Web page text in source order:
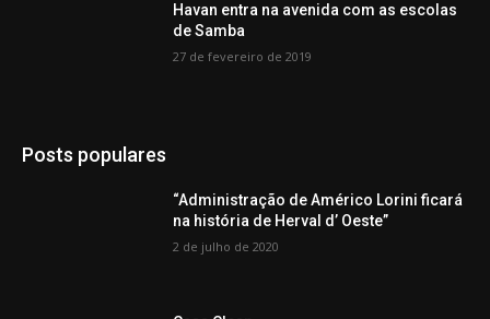
Havan entra na avenida com as escolas
de Samba
27 de fevereiro de 2019
Posts populares
“Administração de Américo Lorini ficará
na história de Herval d’ Oeste”
2 de julho de 2020